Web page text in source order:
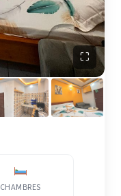
⛶
CHAMBRES